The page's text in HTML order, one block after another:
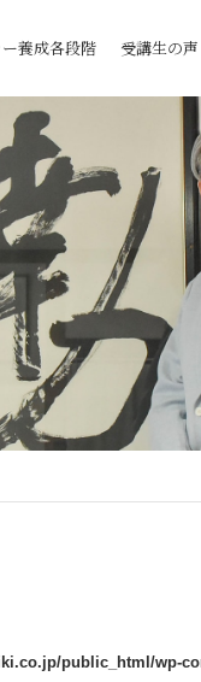
養成各段階 受講生の
public_html/wp-